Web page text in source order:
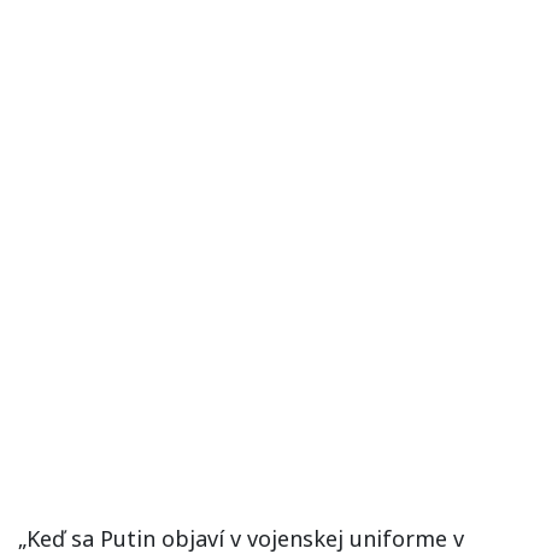
„Keď sa Putin objaví v vojenskej uniforme v